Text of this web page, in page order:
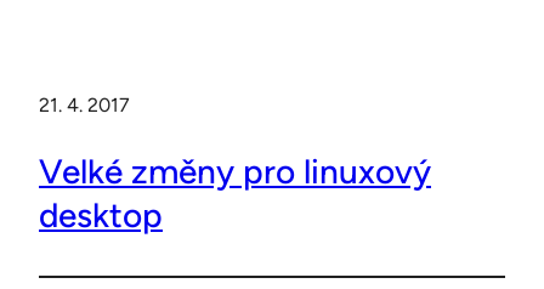
21. 4. 2017
Velké změny pro linuxový
desktop